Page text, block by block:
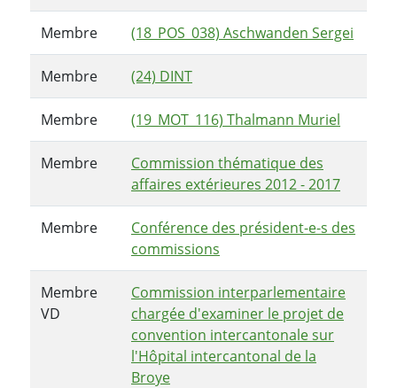
Membre (18_POS_038) Aschwanden Sergei
Membre (24) DINT
Membre (19_MOT_116) Thalmann Muriel
Membre
Commission thématique des
affaires extérieures 2012 - 2017
Membre
Conférence des président-e-s des
commissions
Membre
VD
Commission interparlementaire
chargée d'examiner le projet de
convention intercantonale sur
l'Hôpital intercantonal de la
Broye